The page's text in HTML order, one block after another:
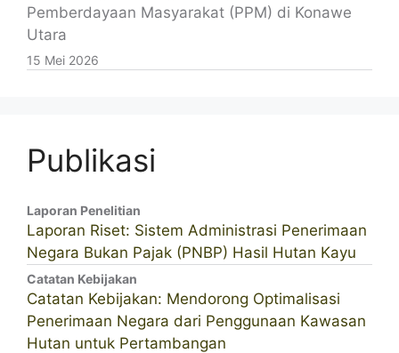
Pemberdayaan Masyarakat (PPM) di Konawe
Utara
15 Mei 2026
Publikasi
Laporan Penelitian
Laporan Riset: Sistem Administrasi Penerimaan
Negara Bukan Pajak (PNBP) Hasil Hutan Kayu
Catatan Kebijakan
Catatan Kebijakan: Mendorong Optimalisasi
Penerimaan Negara dari Penggunaan Kawasan
Hutan untuk Pertambangan